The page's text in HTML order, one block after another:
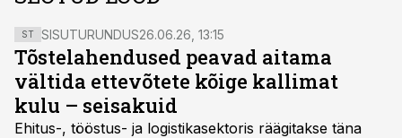
ST SISUTURUNDUS26.06.26, 13:15
Tõstelahendused peavad aitama
vältida ettevõtete kõige kallimat
kulu – seisakuid
Ehitus-, tööstus- ja logistikasektoris räägitakse täna